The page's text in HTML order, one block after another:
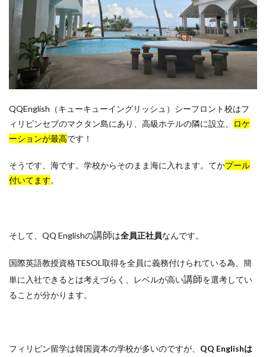
QQEnglish（キューキューイングリッシュ）シーフロント校はフ
ィリピンセブのマクタン島にあり、高級ホテルの隣に設立、
ロケ
ーションが最高です！
そうです、海です。学校からそのまま海に入れます。てかプール
付いてます。
そして、QQ Englishの講師は全員正社員なんです。
国際英語教授資格TESOL取得を全員に義務付けられている為、簡
単に入社できるとは考えづらく、レベルが高い講師を選考してい
ることが分かります。
フィリピン留学は韓国資本の学校が多いのですが、 QQ Englishは